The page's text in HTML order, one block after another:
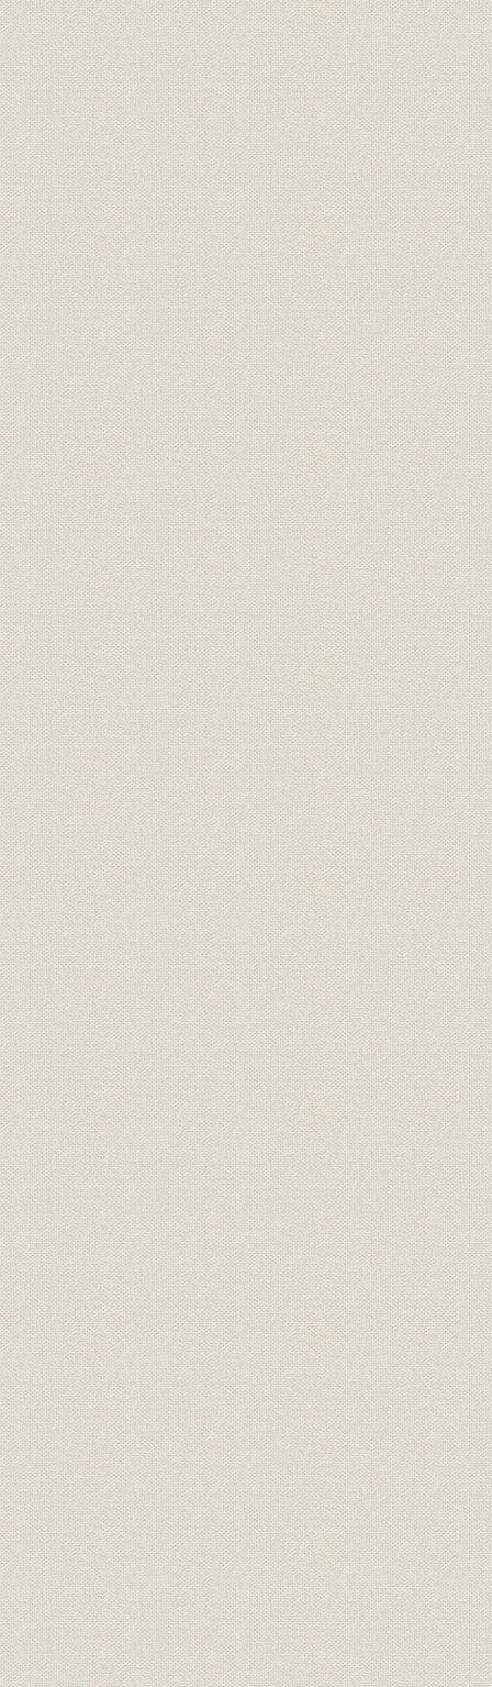
第2節 「健全なる積極進取」の経営
第3節 大衆化時代の銀行業務と預金増強
第4節 融資体制の整備
第5節 事務合理化への取組み
第6節 人事諸制度の整備
第7節 業績推移
口絵
第5章 第二次高度経済成長と「百万一心・新銀行」(昭和40年~昭和49年)
第1節 第二次高度経済成長期から転換期へ
第2節 本店新築と「百万一心・新銀行」
第3節 経営基盤の確立と体質の強化
第4節 大衆化の進展と業容拡大
第5節 国際業務の拡充
第6節 事務の効率化、機械化の推進
第7節 人事制度の改定と研修体系、福利厚生の充実
第8節 記念事業と社会貢献活動
第9節 業績推移
第6章 安定経済成長と「ふるさと銀行」の創造(昭和49年~昭和60年)
第1節 経済・金融の変革期を迎えて
第2節 新体制の発足と創業100周年
第3節 安定成長時代への対応
第4節 金融自由化に向けて
第5節 総合オンライン体制と事務の効率化
第6節 人事諸制度の改定
第7節 徳山東支店の不祥事件
第8節 業績推移
第7章 金融自由化とサウンドバンキングの追求(昭和60年~平成4年)
第1節 国際化と自由化の中で
第2節 サウンドバンキングのさらなる追求
第3節 自由化に対応した商品とサービス
第4節 地域経済国際化への対応
第5節 証券および投資業務サービス
第6節 情報化とエレクトロニックバンキングの推進
第7節 地域振興と社会貢献活動
第8節 能力開発と福利厚生制度
第9節 業績推移
第8章 日本経済の再生と「ふるさと銀行再構築」(平成4年~10年)